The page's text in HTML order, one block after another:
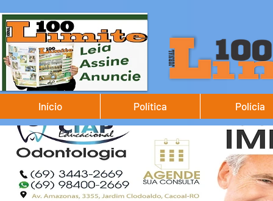
Início Política Polícia